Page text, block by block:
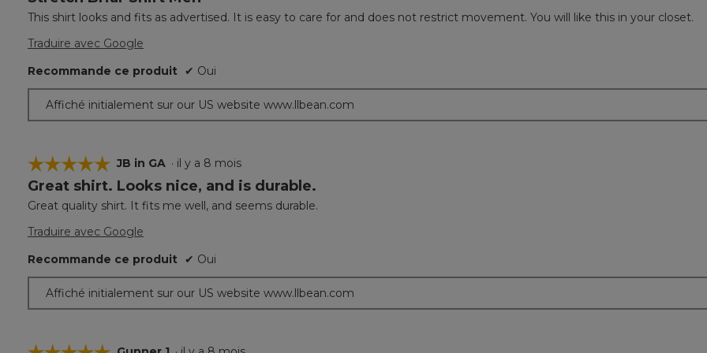
sur
5.
This shirt looks and fits as advertised. It is easy to care for and does not restrict movement. You will like this in your closet.
Traduire avec Google
Recommande ce produit ✔ Oui
Affiché initialement sur our US website www.llbean.com
☆☆☆☆☆
☆☆☆☆☆
5
sur
5.
JB in GA · il y a 8 mois
Great shirt. Looks nice, and is durable.
Great quality shirt. It fits me well, and seems durable.
Traduire avec Google
Recommande ce produit ✔ Oui
Affiché initialement sur our US website www.llbean.com